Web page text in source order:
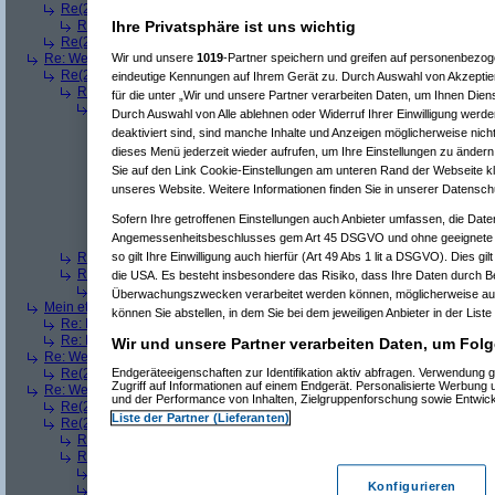
Re(2): Welches ETWAS hab ihr bekommen..
Re(3): Welches ETWAS hab ihr bekommen..(monster23
Re(2): Welches ETWAS hab ihr bekommen..
Re: Welches ETWAS hab ihr bekommen..(Diallam 23.12.2008, 09:01:20)
Re(2): Welches ETWAS hab ihr bekommen..( ddrobescham
Re(3): Welches ETWAS hab ihr bekommen..(q.e.d.am 23.12.2008,
Re(4): Welches ETWAS hab ihr bekommen..(Games2Game am
Re(5): Welches ETWAS hab ihr bekommen..
ddrobesch am
Re(6): Welches ETWAS hab ihr bekommen..(q.e.d. am
Re(5): Welches ETWAS hab ihr bekommen..(q.e.d.am
Re(6): Welches ETWAS hab ihr bekommen..(Games2Game
Re(7): Welches ETWAS hab ihr bekommen..(q.e.d.am
Re(9): Welches ETWAS hab ihr bekommen..(q.e.d.
Re(5): Welches ETWAS hab ihr bekommen..( monster23am
Re(3): Welches ETWAS hab ihr bekommen..(Diallam 23.12.2008,
Re(3): Welches ETWAS hab ihr bekommen..(Madleram 23.12.2008,
Re(4): Welches ETWAS hab ihr bekommen..(Games2Gameam
Mein etwas(Winnie_Pooham 23.12.2008, 09:12:01)
Re: Mein etwas
am 23.12.2008, 09:24:29)
Re: Mein etwas(q.e.d.am 23.12.2008, 09:40:58)
Re: Welches ETWAS hab ihr bekommen..
am 23.12.2008,
Re(2): Welches ETWAS hab ihr bekommen..(Games2Gameam
Re: Welches ETWAS hab ihr bekommen..(markuz90am 23.12.2008,
Re(2): Welches ETWAS hab ihr bekommen..(Mr Lam 23.12.2008,
Re(2): Welches ETWAS hab ihr bekommen..
Re(3): Welches ETWAS hab ihr bekommen..
Re(3): Welches ETWAS hab ihr bekommen..
(playazam
Ihre Privatsphäre ist uns wichtig
Wir und unsere 1019-Partner speichern und greifen auf
eindeutige Kennungen auf Ihrem Gerät zu. Durch Auswahl von
für die unter „Wir und unsere Partner verarbeiten Daten, um Ihnen
Durch Auswahl von Alle ablehnen oder Widerruf Ihrer Einwilligung
deaktiviert sind, sind manche Inhalte und Anzeigen möglicherweise
dieses Menü jederzeit wieder aufrufen, um Ihre Einstellungen zu
Sie auf den Link Cookie-Einstellungen am unteren Rand der Webseite
unseres Website. Weitere Informationen finden Sie in unserer
Sofern Ihre getroffenen Einstellungen auch Anbieter umfassen, die
Angemessenheitsbeschlusses gem Art 45 DSGVO und ohne
so gilt Ihre Einwilligung auch hierfür (Art 49 Abs 1 lit a DSGVO). Dies
die USA. Es besteht insbesondere das Risiko, dass Ihre Daten durch
Überwachungszwecken verarbeitet werden können, möglicherweise
können Sie abstellen, in dem Sie bei dem jeweiligen Anbieter in der
Wir und unsere Partner verarbeiten Daten, um
Endgeräteeigenschaften zur Identifikation aktiv abfragen. Verwendung
Zugriff auf Informationen auf einem Endgerät. Personalisierte Werbung
und der Performance von Inhalten, Zielgruppenforschung sowie
Liste der Partner (Lieferanten)
Konfigurieren